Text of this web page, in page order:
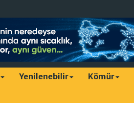
Yenilenebilir Kömür